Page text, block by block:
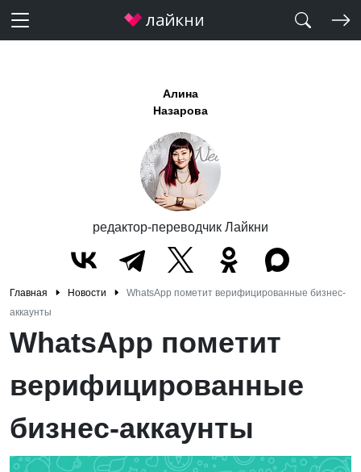
Алина
Назарова
редактор-переводчик Лайкни
Главная Новости
WhatsApp пометит верифицированные бизнес-
аккаунты
WhatsApp пометит
верифицированные
бизнес-аккаунты